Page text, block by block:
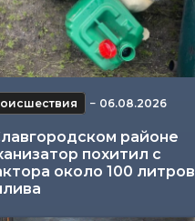
− 06.08.2026
районе
похитил с
около 100 литров